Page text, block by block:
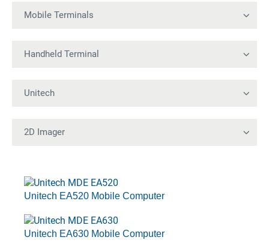
Unitech EA520 Mobile Computer
Unitech EA630 Mobile Computer